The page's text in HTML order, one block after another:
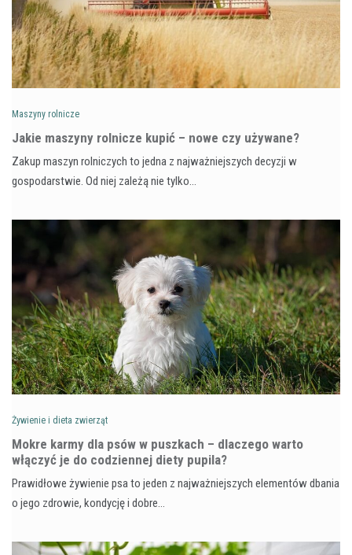
Maszyny rolnicze
Jakie maszyny rolnicze kupić – nowe czy używane?
Zakup maszyn rolniczych to jedna z najważniejszych decyzji w
gospodarstwie. Od niej zależą nie tylko…
Żywienie i dieta zwierząt
Mokre karmy dla psów w puszkach – dlaczego warto
włączyć je do codziennej diety pupila?
Prawidłowe żywienie psa to jeden z najważniejszych elementów dbania
o jego zdrowie, kondycję i dobre…